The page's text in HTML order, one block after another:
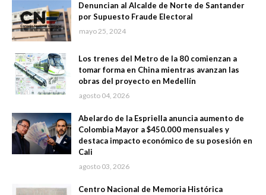
Denuncian al Alcalde de Norte de Santander
por Supuesto Fraude Electoral
mayo 25, 2024
Los trenes del Metro de la 80 comienzan a
tomar forma en China mientras avanzan las
obras del proyecto en Medellín
agosto 04, 2026
Abelardo de la Espriella anuncia aumento de
Colombia Mayor a $450.000 mensuales y
destaca impacto económico de su posesión en
Cali
agosto 03, 2026
Centro Nacional de Memoria Histórica